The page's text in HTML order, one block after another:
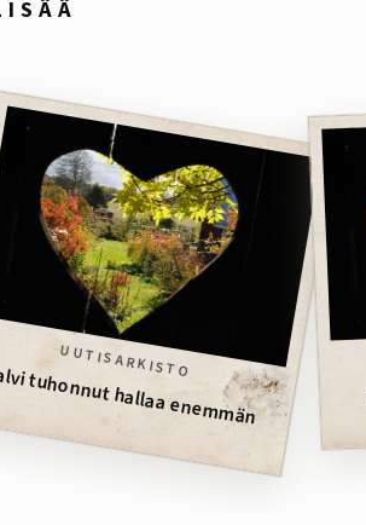
UUTISARKISTO
tuhonnut hallaa enemmän